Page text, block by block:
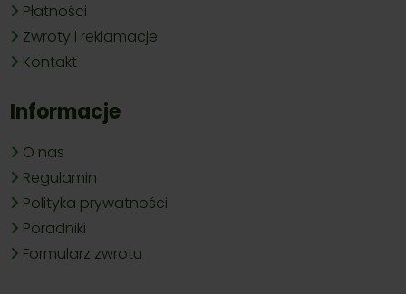
Płatności
Zwroty i reklamacje
Kontakt
Informacje
O nas
Regulamin
Polityka prywatności
Poradniki
Formularz zwrotu